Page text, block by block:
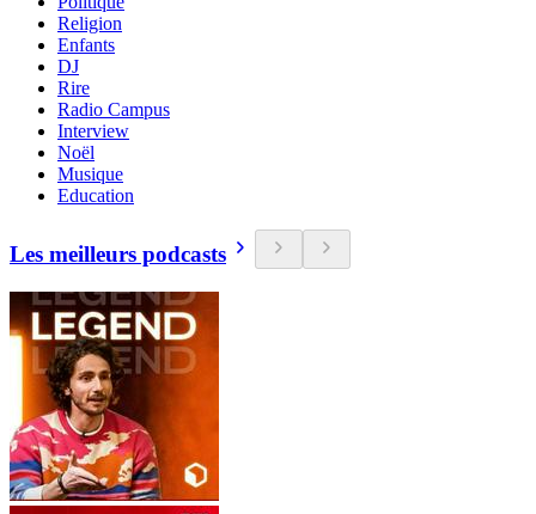
Religion
Enfants
DJ
Rire
Radio Campus
Interview
Noël
Musique
Education
Les meilleurs podcasts